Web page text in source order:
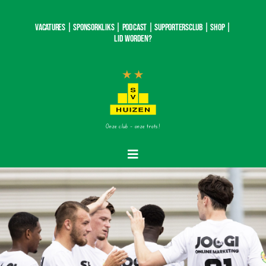
Vacatures | SponsorKliks | Podcast |Supportersclub|Shop|
Lid worden?
Onze club – onze trots!
Toggle
Navigatie
Home
Nieuws